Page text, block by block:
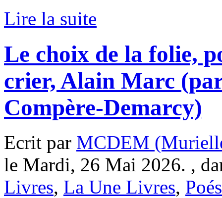
Lire la suite
Le choix de la folie,
crier, Alain Marc
Compère-Demarcy)
Ecrit par MCDEM
le Mardi, 26 Mai 2026. ,
Livres, La Une Livres,